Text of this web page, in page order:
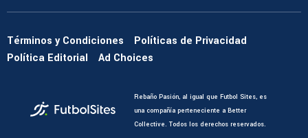
Términos y Condiciones
Políticas de Privacidad
Política Editorial
Ad Choices
Rebaño Pasión, al igual que Futbol Sites, es
una compañía perteneciente a Better
Collective. Todos los derechos reservados.